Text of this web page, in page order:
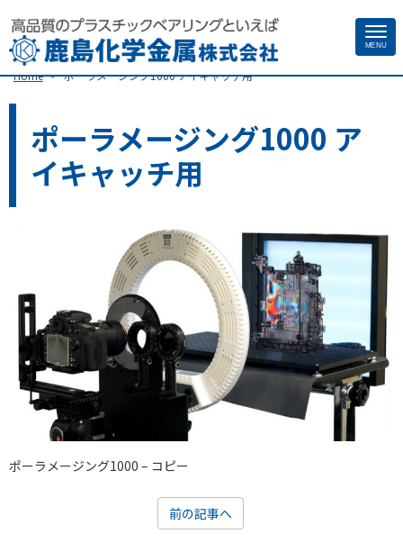
MENU
Home > ポーラメージング1000 アイキャッチ用
ポーラメージング1000 ア
イキャッチ用
ポーラメージング1000 – コピー
前の記事へ
Site
Footer